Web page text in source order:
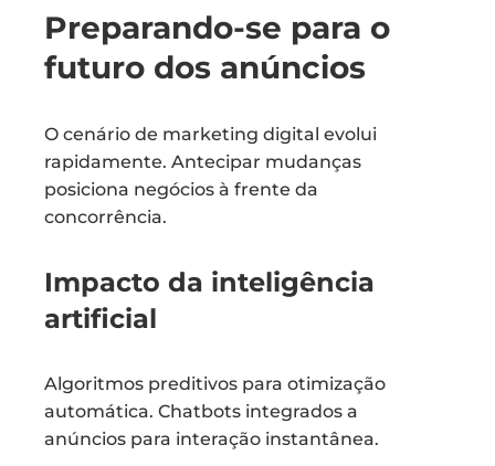
Preparando-se para o
futuro dos anúncios
O cenário de marketing digital evolui
rapidamente. Antecipar mudanças
posiciona negócios à frente da
concorrência.
Impacto da inteligência
artificial
Algoritmos preditivos para otimização
automática. Chatbots integrados a
anúncios para interação instantânea.